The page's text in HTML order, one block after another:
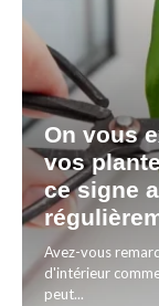
On vous
vos
ce signe
Avez-vous
d'intérieur
peut...